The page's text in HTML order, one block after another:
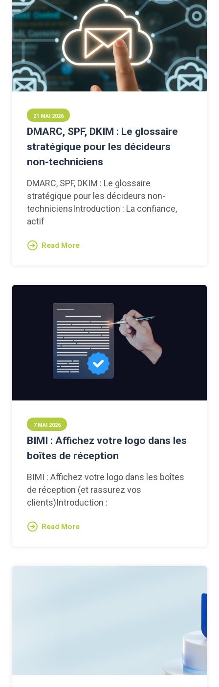
21 MAI 2026
DMARC, SPF, DKIM : Le glossaire
stratégique pour les décideurs
non-techniciens
DMARC, SPF, DKIM : Le glossaire
stratégique pour les décideurs non-
techniciensIntroduction : La confiance,
actif
Read More
7 MAI 2026
BIMI : Affichez votre logo dans les
boîtes de réception
BIMI : Affichez votre logo dans les boîtes
de réception (et rassurez vos
clients)Introduction :
Read More